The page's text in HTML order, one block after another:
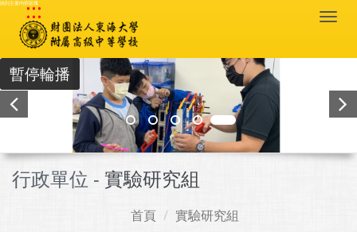
跳到主要內容區塊
:::
暫停輪播
行政單位 - 實驗研究組
首頁 實驗研究組